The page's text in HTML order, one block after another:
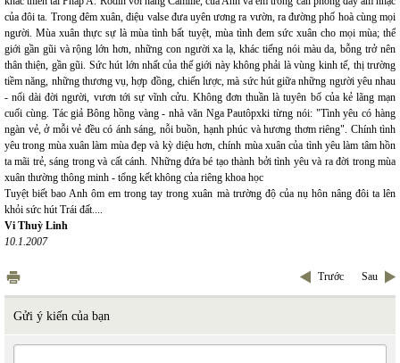
của đôi ta. Trong đêm xuân, điệu valse đưa uyên ương ra vườn, ra đường phố hoà cùng mọi
người. Mùa xuân thực sự là mùa tình bất tuyệt, mùa tình đem sức xuân cho mọi mùa; thế
giới gần gũi và rộng lớn hơn, những con người xa lạ, khác tiếng nói màu da, bỗng trở nên
thân thiện, gần gũi. Sức hút lớn nhất của thế giới này không phải là vùng kinh tế, thị trường
tiềm năng, những thương vụ, hợp đồng, chiến lược, mà sức hút giữa những người yêu nhau
- nối dài đời người, vươn tới sự vĩnh cửu. Không đơn thuần là tuyên bố của kẻ lãng mạn
cuối cùng. Tác giả Bông hồng vàng - nhà văn Nga Pautôpxki từng nói: "Tình yêu có hàng
ngàn vẻ, ở mỗi vẻ đều có ánh sáng, nỗi buồn, hạnh phúc và hương thơm riêng". Chính tình
yêu trong mùa xuân làm mùa đẹp và kỳ diệu hơn, chính mùa xuân của tình yêu làm tâm hồn
ta mãi trẻ, sáng trong và cất cánh. Những đứa bé tạo thành bởi tình yêu và ra đời trong mùa
xuân thường thông minh - tổng kết không của riêng khoa học
Tuyệt biết bao Anh ôm em trong tay trong xuân mà trường độ của nụ hôn nâng đôi ta lên
khỏi sức hút Trái đất....
Vi Thuỳ Linh
10.1.2007
Trước Sau
Gửi ý kiến của bạn